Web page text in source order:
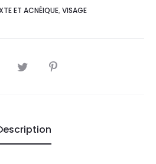
ET ACNÉIQUE, VISAGE